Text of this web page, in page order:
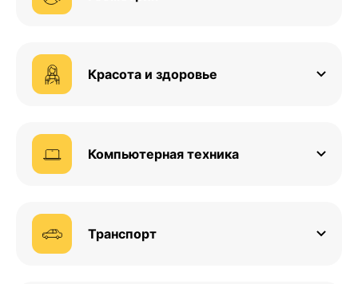
Красота и здоровье
Компьютерная техника
Транспорт